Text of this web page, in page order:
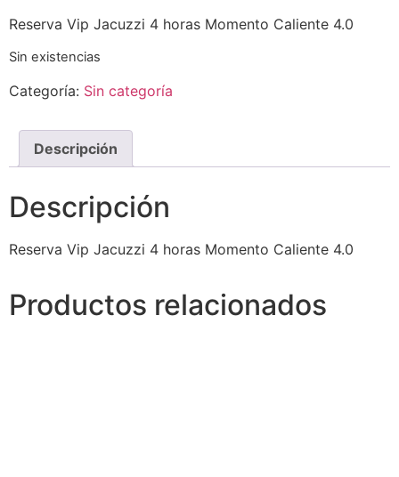
original
era:
actual
Reserva Vip Jacuzzi 4 horas Momento Caliente 4.0
Sin existencias
Categoría: Sin categoría
Descripción
Descripción
Reserva Vip Jacuzzi 4 horas Momento Caliente 4.0
Productos relacionados